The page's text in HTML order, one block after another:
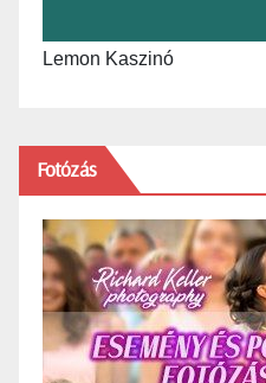
Lemon Kaszinó
Fotózás